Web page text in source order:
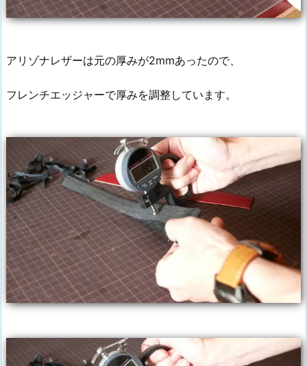
アリゾナレザーは元の厚みが2mmあったので、
フレンチエッジャーで厚みを調整しています。